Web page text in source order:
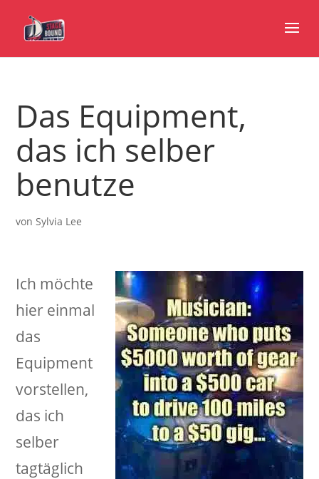
Das Equipment,
das ich selber
benutze
vonSylvia Lee
Ich möchte
hier einmal
das
Equipment
vorstellen,
das ich
selber
tagtäglich